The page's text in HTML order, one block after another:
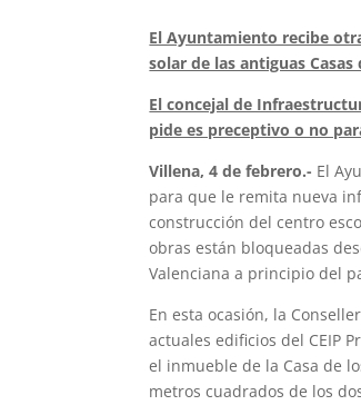
El Ayuntamiento recibe
solar de las antiguas
El concejal de
pide es preceptivo o no
Villena, 4 de febrero.- El
para que le remita nueva
construcción del centro
obras están bloqueadas
Valenciana a principio del
En esta ocasión, la
actuales edificios del CEIP
el inmueble de la Casa de
metros cuadrados de los